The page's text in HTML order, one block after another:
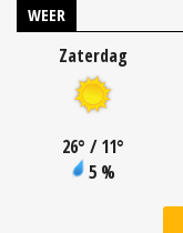
WEER
Zaterdag
26° / 11°
5 %